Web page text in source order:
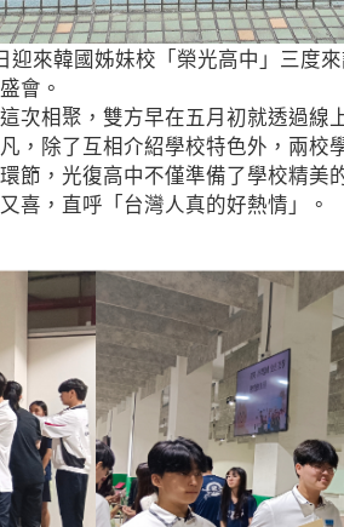
迎來韓國姊妹校「榮光高中」三度
會。
次相聚，雙方早在五月初就透過線
，除了互相介紹學校特色外，兩校
節，光復高中不僅準備了學校精美
喜，直呼「台灣人真的好熱情」。